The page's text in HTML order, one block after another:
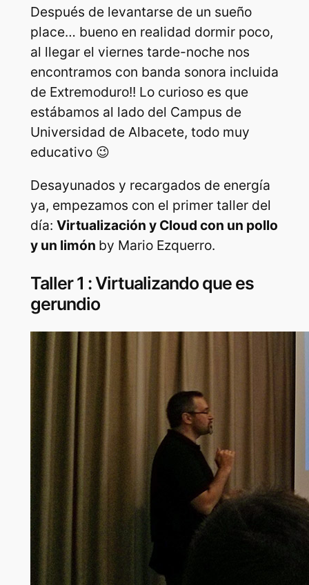
Después de levantarse de un sueño
place… bueno en realidad dormir poco,
al llegar el viernes tarde-noche nos
encontramos con banda sonora incluida
de Extremoduro!! Lo curioso es que
estábamos al lado del Campus de
Universidad de Albacete, todo muy
educativo 😉
Desayunados y recargados de energía
ya, empezamos con el primer taller del
día: Virtualización y Cloud con un pollo
y un limón by Mario Ezquerro.
Taller 1 : Virtualizando que es
gerundio